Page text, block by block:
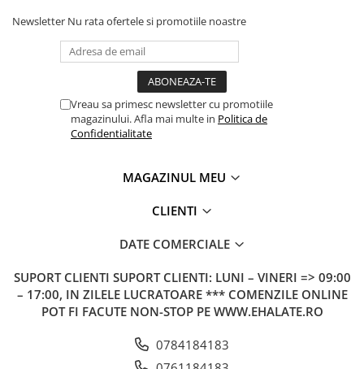
Newsletter Nu rata ofertele si promotiile noastre
Vreau sa primesc newsletter cu promotiile
magazinului. Afla mai multe in Politica de
Confidentialitate
MAGAZINUL MEU
CLIENTI
DATE COMERCIALE
SUPORT CLIENTI SUPORT CLIENTI: LUNI – VINERI => 09:00
– 17:00, IN ZILELE LUCRATOARE *** COMENZILE ONLINE
POT FI FACUTE NON-STOP PE WWW.EHALATE.RO
0784184183